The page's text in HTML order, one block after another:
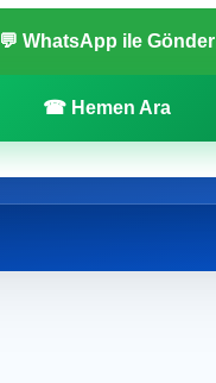
💬 WhatsApp ile Gönder
☎ Hemen Ara